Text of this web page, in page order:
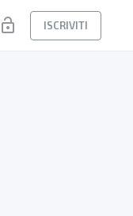
lock_open ISCRIVITI